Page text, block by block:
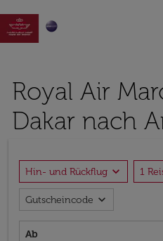

Royal Air
Dakar nach
Hin- und Rückflug expand_more 1
Gutscheincode expand_more
Ab